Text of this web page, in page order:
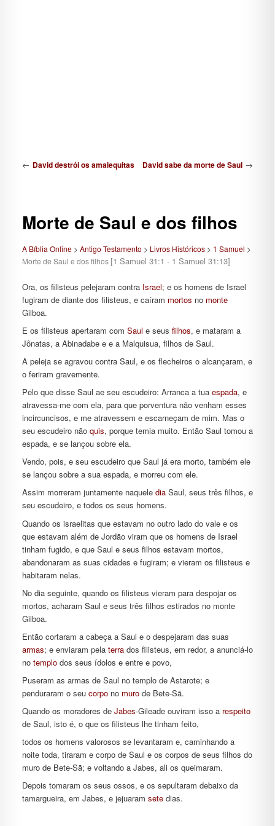
Navegação de posts David sabe da morte de Saul →
← David destrói os amalequitas
Morte de Saul e dos filhos
A Bíblia Online> Antigo Testamento > Livros Históricos> 1 Samuel >
Morte de Saul e dos filhos [1 Samuel 31:1 - 1 Samuel 31:13]
Ora, os filisteus pelejaram contra Israel; e os homens de Israel
fugiram de diante dos filisteus, e caíram mortos no monte
Gilboa.
E os filisteus apertaram com Saul e seus filhos, e mataram a
Jônatas, a Abinadabe e e a Malquisua, filhos de Saul.
A peleja se agravou contra Saul, e os flecheiros o alcançaram, e
o feriram gravemente.
Pelo que disse Saul ae seu escudeiro: Arranca a tua espada, e
atravessa-me com ela, para que porventura não venham esses
incircuncisos, e me atravessem e escarneçam de mim. Mas o
seu escudeiro não quis, porque temia muito. Então Saul tomou a
espada, e se lançou sobre ela.
Vendo, pois, e seu escudeiro que Saul já era morto, também ele
se lançou sobre a sua espada, e morreu com ele.
Assim morreram juntamente naquele diaSaul, seus três filhos, e
seu escudeiro, e todos os seus homens.
Quando os israelitas que estavam no outro lado do vale e os
que estavam além de Jordão viram que os homens de Israel
tinham fugido, e que Saul e seus filhos estavam mortos,
abandonaram as suas cidades e fugiram; e vieram os filisteus e
habitaram nelas.
No dia seguinte, quando os filisteus vieram para despojar os
mortos, acharam Saul e seus três filhos estirados no monte
Gilboa.
Então cortaram a cabeça a Saul e o despejaram das suas
armas; e enviaram pela terrados filisteus, em redor, a anunciá-lo
no templodos seus ídolos e entre e povo,
Puseram as armas de Saul no templo de Astarote; e
penduraram o seu corpono murode Bete-Sã.
Quando os moradores de Jabes-Gileade ouviram isso a respeito
de Saul, isto é, o que os filisteus lhe tinham feito,
todos os homens valorosos se levantaram e, caminhando a
noite toda, tiraram e corpo de Saul e os corpos de seus filhos do
muro de Bete-Sã; e voltando a Jabes, ali os queimaram.
Depois tomaram os seus ossos, e os sepultaram debaixo da
tamargueira, em Jabes, e jejuaram setedias.